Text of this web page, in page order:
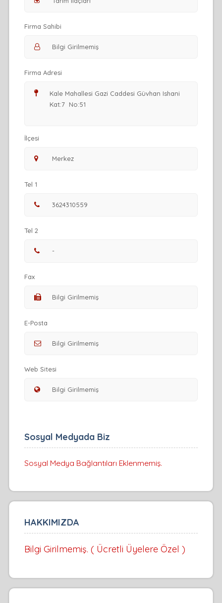
Firma Sahibi
Firma Adresi
İlçesi
Tel 1
Tel 2
Fax
E-Posta
Web Sitesi
Sosyal Medyada Biz
Sosyal Medya Bağlantıları Eklenmemiş.
HAKKIMIZDA
Bilgi Girilmemiş. ( Ücretli Üyelere Özel )